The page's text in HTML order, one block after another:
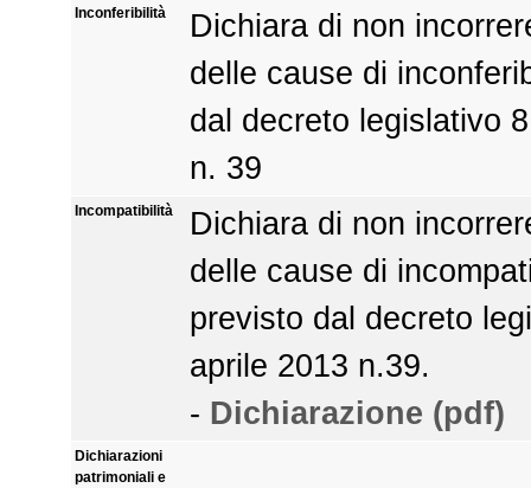
Inconferibilità
Dichiara di non
delle cause di
dal decreto legislativo
n. 39
Incompatibilità
Dichiara di non
delle cause di
previsto dal decreto
aprile 2013 n.39.
- Dichiarazione (pdf)
Dichiarazioni
patrimoniali e